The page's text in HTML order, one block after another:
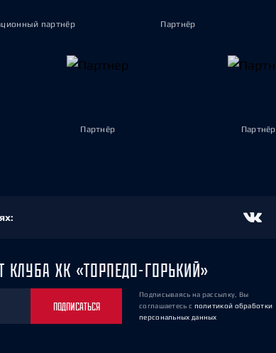
партнёр Партнёр
Партнёр Партнёр
ХК «ТОРПЕДО-ГОРЬКИЙ»
ПОДПИСАТЬСЯ
Подписываясь на рассылку, Вы
соглашаетесь с политикой обработки
персональных данных